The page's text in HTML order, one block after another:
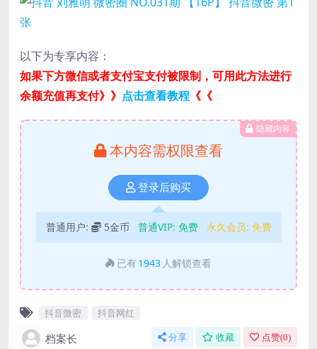
以下为专享内容：
如果下方微信或者支付宝支付被限制，可用此方法进行
余额充值再支付》》 点击查看教程 《《
隐藏内容
本内容需权限查看
登录后购买
普通用户: 5金币 普通VIP: 免费 永久会员: 免费
已有 1943 人解锁查看
抖音微密 抖音网红
档案长 分享 收藏 点赞(0)